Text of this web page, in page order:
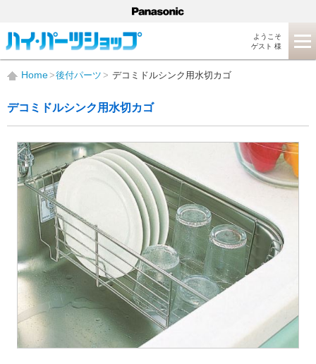
ようこそ
ゲスト 様
Home 後付パーツ デコミドルシンク用水切カゴ
デコミドルシンク用水切カゴ